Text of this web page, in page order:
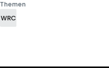
Themen
WRC